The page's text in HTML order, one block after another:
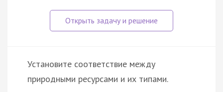
Установите соответствие между
природными ресурсами и их типами.